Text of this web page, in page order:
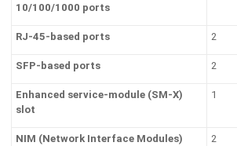
10/100/1000 ports
RJ-45-based ports 2
SFP-based ports 2
Enhanced service-module (SM-X)
slot
1
NIM (Network Interface Modules)
2